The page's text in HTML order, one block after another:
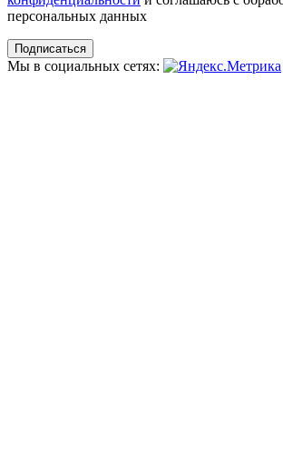
персональных данных
Мы в социальных сетях: